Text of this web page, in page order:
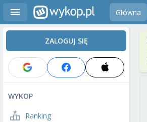
Główna
ZALOGUJ SIĘ
WYKOP
Ranking